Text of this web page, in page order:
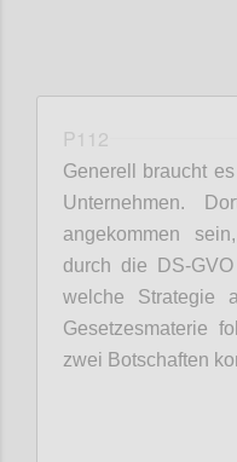
P112
Generell braucht
Unternehmen.
angekommen
durch die DS-
welche Strategie
Gesetzesmaterie
zwei Botschaften